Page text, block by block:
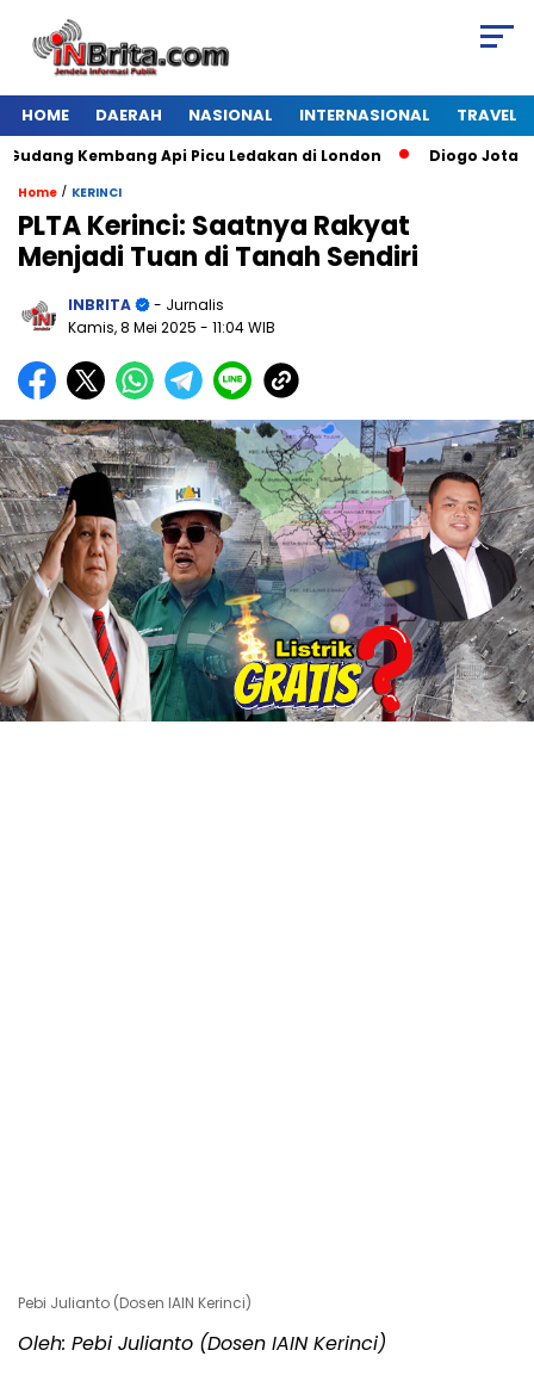
HOME DAERAH NASIONAL INTERNASIONAL TRAVEL
Kembang Api Picu Ledakan di London Diogo Jota Dies
Home / KERINCI
PLTA Kerinci: Saatnya Rakyat
Menjadi Tuan di Tanah Sendiri
INBRITA
- Jurnalis
Kamis, 8 Mei 2025 - 11:04 WIB
Pebi Julianto (Dosen IAIN Kerinci)
Oleh: Pebi Julianto (Dosen IAIN Kerinci)